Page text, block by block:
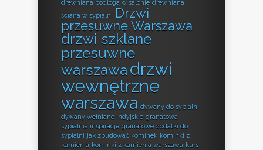
drewniana podłoga w salonie drewniana
ściana w sypialni Drzwi
przesuwne Warszawa
drzwi szklane
przesuwne
warszawa drzwi
wewnętrzne
warszawa dywany do sypialni
dywany wełniane indyjskie granatowa
sypialnia inspiracje granatowe dodatki do
sypialni jak zbudować kominek kominki z
kamienia kominki z kamienia warszawa kurs